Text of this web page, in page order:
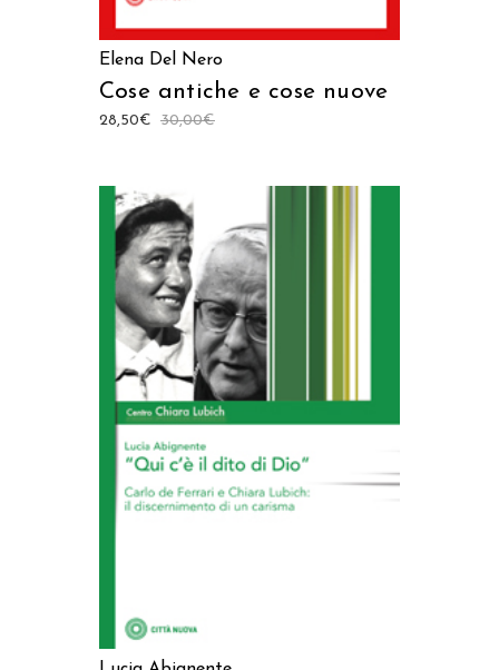
Elena Del Nero
Cose antiche e cose nuove
30,00€
28,50€
AGGIUNGI AL CARRELLO